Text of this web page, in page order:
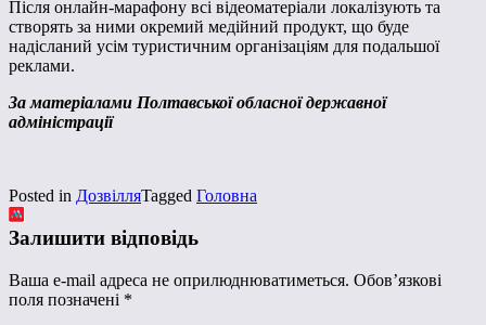
Після онлайн-марафону всі відеоматеріали локалізують та
створять за ними окремий медійний продукт, що буде
надісланий усім туристичним організаціям для подальшої
реклами.
За матеріалами Полтавської обласної державної
адміністрації
Posted in ДозвілляTagged Головна
Залишити відповідь
Ваша e-mail адреса не оприлюднюватиметься. Обов’язкові
поля позначені *